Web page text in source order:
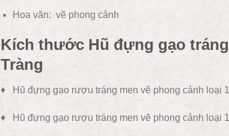
Hoa văn: vẽ phong cảnh
Kích thước Hũ đựng gạo
Tràng
♦ Hũ đựng gạo rượu tráng men vẽ phong cảnh loại
♦ Hũ đựng gạo rượu tráng men vẽ phong cảnh loại